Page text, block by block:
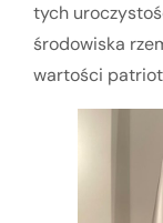
tych
środowiska
wartości